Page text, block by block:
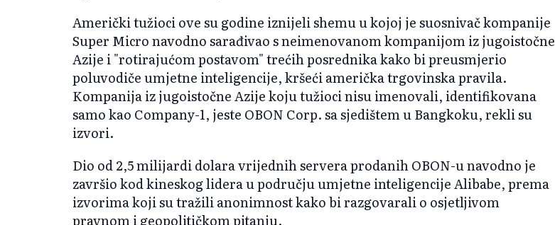
Američki tužioci ove su godine iznijeli shemu u kojoj je suosnivač kompanije
Super Micro navodno sarađivao s neimenovanom kompanijom iz jugoistočne
Azije i "rotirajućom postavom" trećih posrednika kako bi preusmjerio
poluvodiče umjetne inteligencije, kršeći američka trgovinska pravila.
Kompanija iz jugoistočne Azije koju tužioci nisu imenovali, identifikovana
samo kao Company-1, jeste OBON Corp. sa sjedištem u Bangkoku, rekli su
izvori.
Dio od 2,5 milijardi dolara vrijednih servera prodanih OBON-u navodno je
završio kod kineskog lidera u području umjetne inteligencije Alibabe, prema
izvorima koji su tražili anonimnost kako bi razgovarali o osjetljivom
pravnom i geopolitičkom pitanju.